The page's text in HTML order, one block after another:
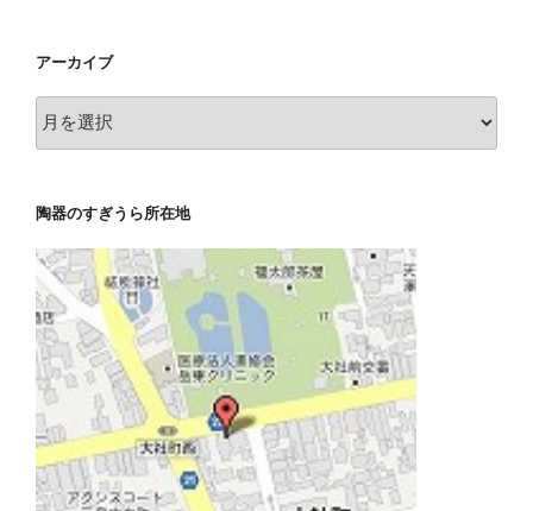
ー
アーカイブ
ー
ブ
陶器のすぎうら所在地